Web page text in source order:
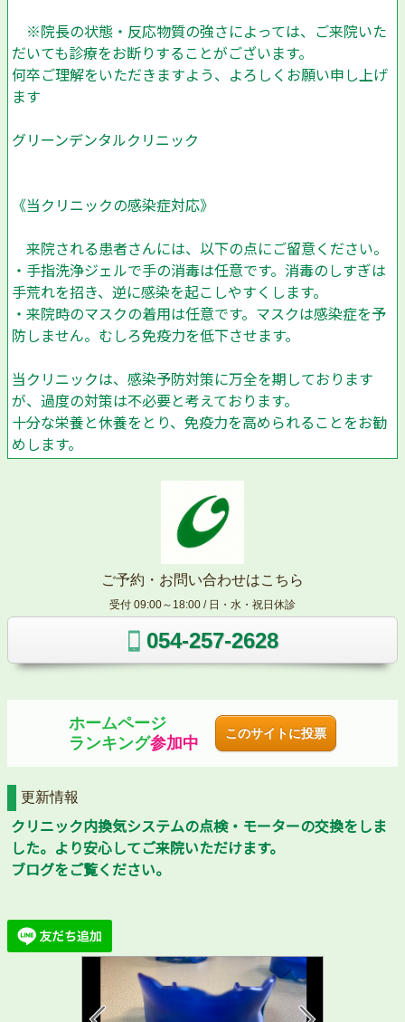
※院長の状態・反応物質の強さによっては、ご来院いた
だいても診療をお断りすることがございます。
何卒ご理解をいただきますよう、よろしくお願い申し上げ
ます
グリーンデンタルクリニック
《当クリニックの感染症対応》
来院される患者さんには、以下の点にご留意ください。
・手指洗浄ジェルで手の消毒は任意です。消毒のしすぎは
手荒れを招き、逆に感染を起こしやすくします。
・来院時のマスクの着用は任意です。マスクは感染症を予
防しません。むしろ免疫力を低下させます。
当クリニックは、感染予防対策に万全を期しております
が、過度の対策は不必要と考えております。
十分な栄養と休養をとり、免疫力を高められることをお勧
めします。
ご予約・お問い合わせはこちら
受付 09:00～18:00 / 日・水・祝日休診
054-257-2628
ホームページ
ランキング参加中
このサイトに投票
更新情報
クリニック内換気システムの点検・モーターの交換をしま
した。より安心してご来院いただけます。
ブログをご覧ください。